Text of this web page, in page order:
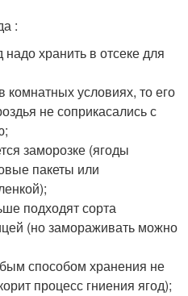
:
хранить в отсеке для
комнатных условиях, то его
не соприкасались с
заморозке (ягоды
пакеты или
подходят сорта
(но замораживать можно
способом хранения не
процесс гниения ягод);